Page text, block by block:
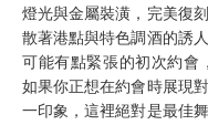
燈光與金屬裝潢，完美復
散著港點與特色調酒的誘
可能有點緊張的初次約會
如果你正想在約會時展現
一印象，這裡絕對是最佳